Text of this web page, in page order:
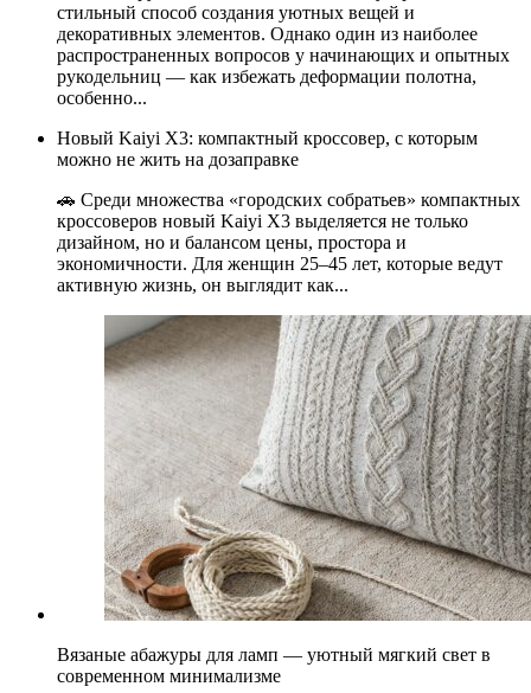
стильный способ создания уютных вещей и
декоративных элементов. Однако один из наиболее
распространенных вопросов у начинающих и опытных
рукодельниц — как избежать деформации полотна,
особенно...
Новый Kaiyi X3: компактный кроссовер, с которым
можно не жить на дозаправке
🚗 Среди множества «городских собратьев» компактных
кроссоверов новый Kaiyi X3 выделяется не только
дизайном, но и балансом цены, простора и
экономичности. Для женщин 25–45 лет, которые ведут
активную жизнь, он выглядит как...
Вязаные абажуры для ламп — уютный мягкий свет в
современном минимализме